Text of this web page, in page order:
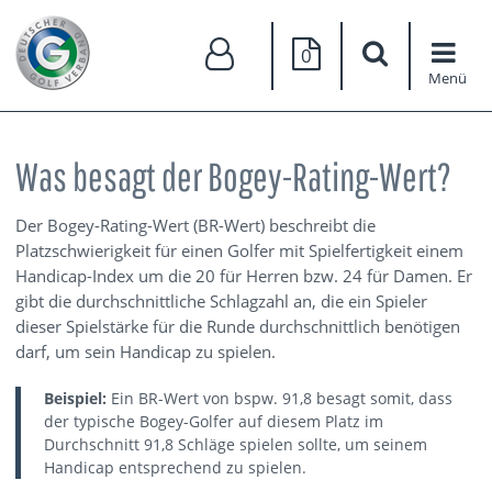
0
Menü
Was besagt der Bogey-Rating-Wert?
Der Bogey-Rating-Wert (BR-Wert) beschreibt die
Platzschwierigkeit für einen Golfer mit Spielfertigkeit einem
Handicap-Index um die 20 für Herren bzw. 24 für Damen. Er
gibt die durchschnittliche Schlagzahl an, die ein Spieler
dieser Spielstärke für die Runde durchschnittlich benötigen
darf, um sein Handicap zu spielen.
Beispiel: Ein BR-Wert von bspw. 91,8 besagt somit, dass
der typische Bogey-Golfer auf diesem Platz im
Durchschnitt 91,8 Schläge spielen sollte, um seinem
Handicap entsprechend zu spielen.